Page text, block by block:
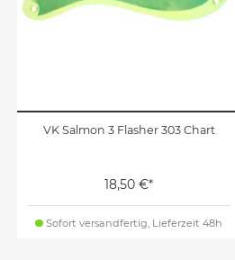
VK Salmon 3 Flasher 303 Chart
18,50 €*
Sofort versandfertig, Lieferzeit 48h